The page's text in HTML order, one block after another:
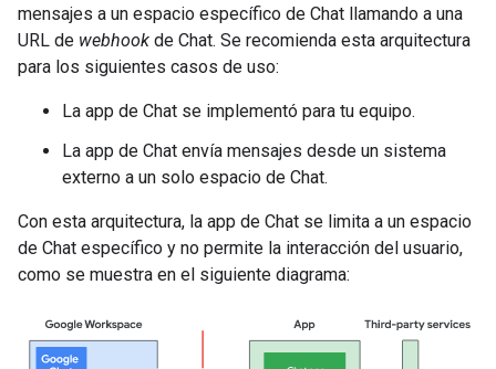
mensajes a un espacio específico de Chat llamando a una
URL de webhook de Chat. Se recomienda esta arquitectura
para los siguientes casos de uso:
La app de Chat se implementó para tu equipo.
La app de Chat envía mensajes desde un sistema
externo a un solo espacio de Chat.
Con esta arquitectura, la app de Chat se limita a un espacio
de Chat específico y no permite la interacción del usuario,
como se muestra en el siguiente diagrama: